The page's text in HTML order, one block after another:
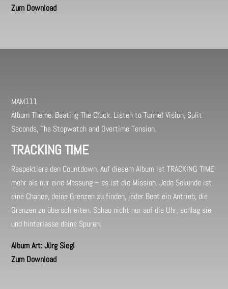
Zum Download
MAM111
Album Theme: Beating The Clock. Listen to Tunnel Vision, Split
Seconds, The Stopwatch and Overtime Tension.
TRACKING TIME
Respektiere den Countdown. Auf diesem Album ist TRACKING TIME
mehr als nur eine Messung – es ist die Mission. Jede Sekunde ist
eine Chance, deine Grenzen zu finden, jeder Beat ein Antrieb, die
Grenzen zu überschreiten. Schau nicht nur auf die Uhr, schlag sie
und hinterlasse deine Spuren.
Album Art: Jürg Siegl
Zum Download